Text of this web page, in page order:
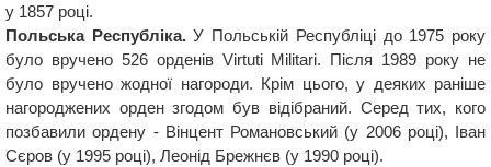
у 1857 році.
Польська Республіка.У Польській Республіці до 1975 року
було вручено 526 орденів Virtuti Militari. Після 1989 року не
було вручено жодної нагороди. Крім цього, у деяких раніше
нагороджених орден згодом був відібраний. Серед тих, кого
позбавили ордену - Вінцент Романовський (у 2006 році), Іван
Сєров (у 1995 році), Леонід Брежнєв (у 1990 році).